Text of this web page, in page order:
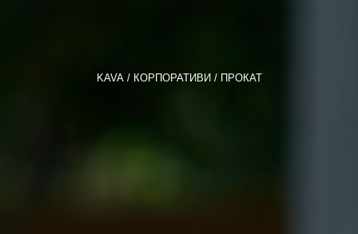
KAVA КОРПОРАТИВИ ПРОКАТ